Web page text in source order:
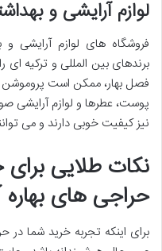
لوازم آرایشی و
فروشگاه های لوازم آرایشی و
برندهای بین المللی و ترکیه
فصل بهار، ممکن است
پوست، عطرها و لوازم آرایشی
نیز کیفیت خوبی دارند و می
نکات طلایی
حراجی های بهاره
برای اینکه تجربه خرید شما در